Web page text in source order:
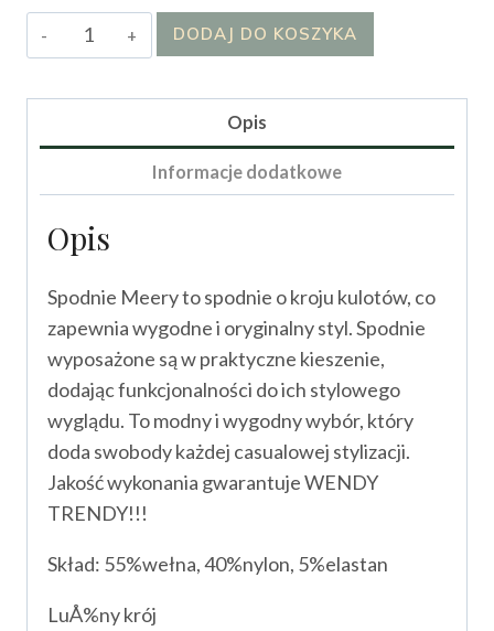
ilość
Spodnie
DODAJ DO KOSZYKA
Opis
Informacje dodatkowe
Opis
Spodnie Meery to spodnie o kroju kulotów, co
zapewnia wygodne i oryginalny styl. Spodnie
wyposażone są w praktyczne kieszenie,
dodając funkcjonalności do ich stylowego
wyglądu. To modny i wygodny wybór, który
doda swobody każdej casualowej stylizacji.
Jakość wykonania gwarantuje WENDY
TRENDY!!!
Skład: 55%wełna, 40%nylon, 5%elastan
LuÅ%ny krój